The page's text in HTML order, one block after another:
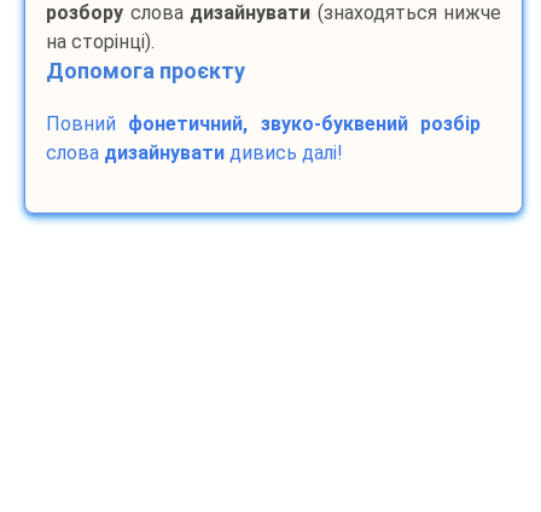
розбору слова дизайнувати (знаходяться нижче
на сторінці).
Допомога проєкту
Повний фонетичний, звуко-буквений розбір
слова дизайнувати дивись далі!